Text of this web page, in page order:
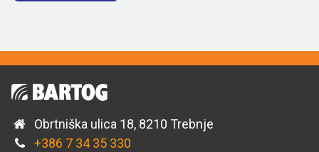
Obrtniška ulica 18, 8210 Trebnje
+386 7 34 35 330